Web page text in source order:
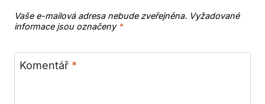
Vaše e-mailová adresa nebude zveřejněna. Vyžadované
informace jsou označeny *
Komentář *